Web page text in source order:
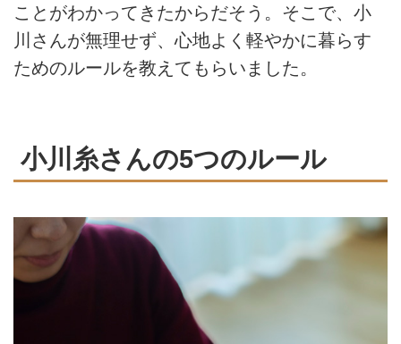
ことがわかってきたからだそう。そこで、小
川さんが無理せず、心地よく軽やかに暮らす
ためのルールを教えてもらいました。
小川糸さんの5つのルール